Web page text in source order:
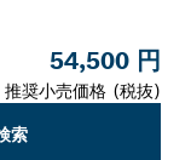
54,500 円
推奨小売価格 (税抜)
索